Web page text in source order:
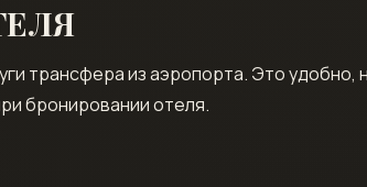
трансфера из аэропорта. Это
бронировании отеля.